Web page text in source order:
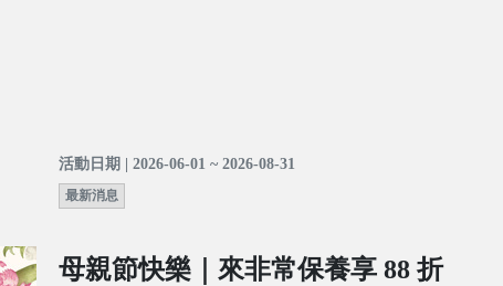
活動日期 | 2026-06-01 ~ 2026-08-31
最新消息
母親節快樂｜來非常保養享 88 折